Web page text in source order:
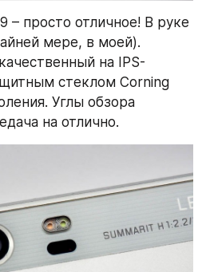
– просто отличное! В руке
мере, в моей).
на IPS-
стеклом Corning
Углы обзора
на отлично.